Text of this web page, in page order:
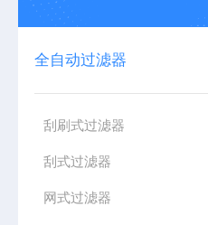
全自动过滤器
刮刷式过滤器
刮式过滤器
网式过滤器